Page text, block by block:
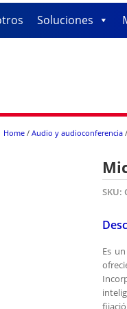
Soluciones
Home / Audio y audioconferencia
SKU:
Es un